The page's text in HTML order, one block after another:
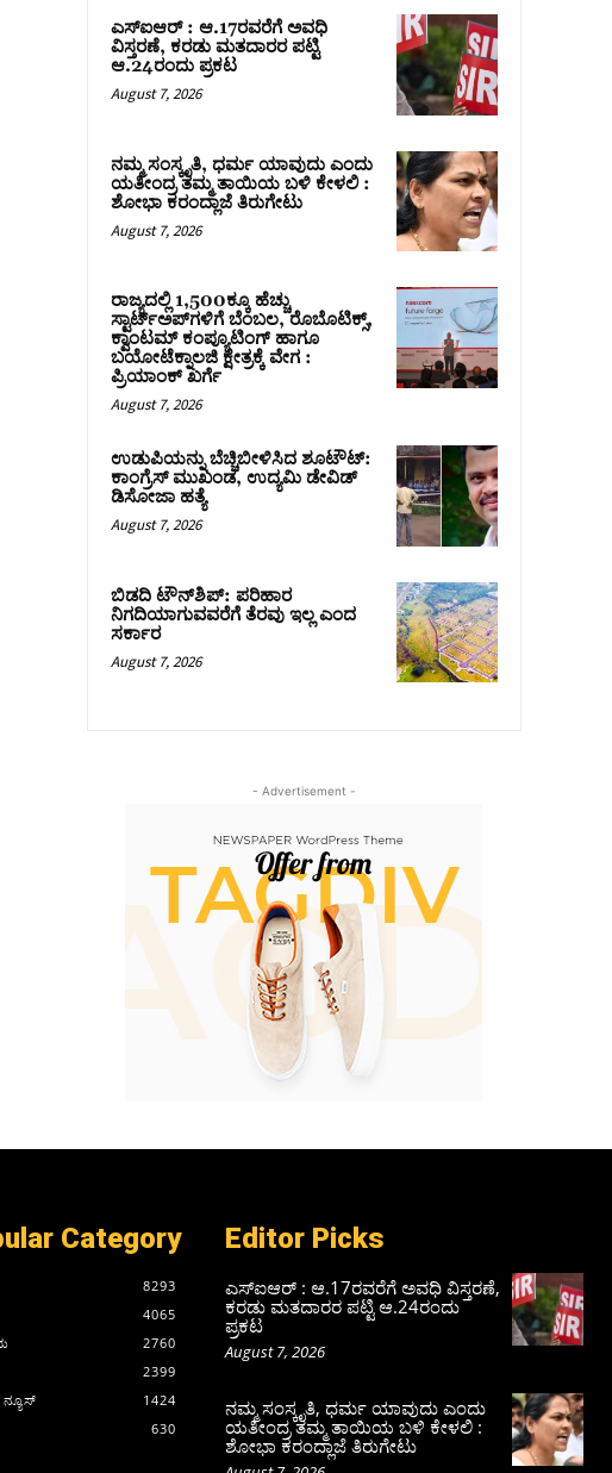
ಎಸ್‌ಐಆರ್‌ : ಆ.17ರವರೆಗೆ ಅವಧಿ
ವಿಸ್ತರಣೆ, ಕರಡು ಮತದಾರರ ಪಟ್ಟಿ
ಆ.24ರಂದು ಪ್ರಕಟ
August 7, 2026
ನಮ್ಮ ಸಂಸ್ಕೃತಿ, ಧರ್ಮ ಯಾವುದು ಎಂದು
ಯತೀಂದ್ರ ತಮ್ಮ ತಾಯಿಯ ಬಳಿ ಕೇಳಲಿ :
ಶೋಭಾ ಕರಂದ್ಲಾಜೆ ತಿರುಗೇಟು
August 7, 2026
ರಾಜ್ಯದಲ್ಲಿ 1,500ಕ್ಕೂ ಹೆಚ್ಚು
ಸ್ಟಾರ್ಟ್‌ಅಪ್‌ಗಳಿಗೆ ಬೆಂಬಲ, ರೊಬೊಟಿಕ್ಸ್,
ಕ್ವಾಂಟಮ್ ಕಂಪ್ಯೂಟಿಂಗ್ ಹಾಗೂ
ಬಯೋಟೆಕ್ನಾಲಜಿ ಕ್ಷೇತ್ರಕ್ಕೆ ವೇಗ :
ಪ್ರಿಯಾಂಕ್‌ ಖರ್ಗೆ
August 7, 2026
ಉಡುಪಿಯನ್ನು ಬೆಚ್ಚಿಬೀಳಿಸಿದ ಶೂಟೌಟ್‌:
ಕಾಂಗ್ರೆಸ್‌ ಮುಖಂಡ, ಉದ್ಯಮಿ ಡೇವಿಡ್
ಡಿಸೋಜಾ ಹತ್ಯೆ
August 7, 2026
ಬಿಡದಿ ಟೌನ್‌ಶಿಪ್‌: ಪರಿಹಾರ
ನಿಗದಿಯಾಗುವವರೆಗೆ ತೆರವು ಇಲ್ಲ ಎಂದ
ಸರ್ಕಾರ
August 7, 2026
- Advertisement -
Category
8293
4065
2760
2399
ನ್ಯೂಸ್
1424
630
Editor Picks
ಎಸ್‌ಐಆರ್‌ : ಆ.17ರವರೆಗೆ ಅವಧಿ ವಿಸ್ತರಣೆ,
ಕರಡು ಮತದಾರರ ಪಟ್ಟಿ ಆ.24ರಂದು
ಪ್ರಕಟ
August 7, 2026
ನಮ್ಮ ಸಂಸ್ಕೃತಿ, ಧರ್ಮ ಯಾವುದು ಎಂದು
ಯತೀಂದ್ರ ತಮ್ಮ ತಾಯಿಯ ಬಳಿ ಕೇಳಲಿ :
ಶೋಭಾ ಕರಂದ್ಲಾಜೆ ತಿರುಗೇಟು